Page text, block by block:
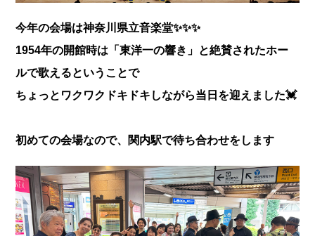
今年の会場は神奈川県立音楽堂✨✨✨
1954年の開館時は「東洋一の響き」と絶賛されたホー
ルで歌えるということで
ちょっとワクワクドキドキしながら当日を迎えました💓
初めての会場なので、関内駅で待ち合わせをします